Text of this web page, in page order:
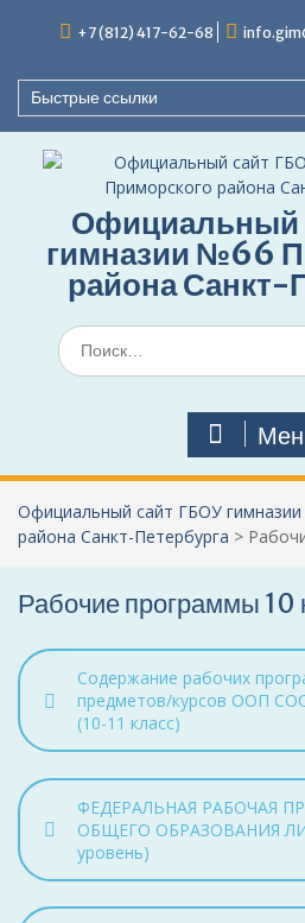
+7 (812) 417-62-68
Быстрые ссылки
Официальный
гимназии №66
района Санкт-
Поиск
по:
Официальный сайт ГБОУ
района Санкт-Петербурга >
Рабочие программы 10
Содержание рабочих
предметов/курсов ООП
(10-11 класс)
ФЕДЕРАЛЬНАЯ РАБОЧАЯ
ОБЩЕГО ОБРАЗОВАНИЯ
уровень)